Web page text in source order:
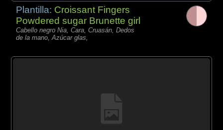
Plantilla: Croissant Fingers
Powdered sugar Brunette girl
Cabello negro Nia, Cara, Cruasán, Dedos
de la mano, Azúcar glas,